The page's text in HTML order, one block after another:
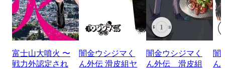
富士山大噴火 〜
戦力外認定され
闇金ウシジマく
ん外伝 滑皮組ヤ
闇金ウシジマく
ん外伝 滑皮組
闇
ん